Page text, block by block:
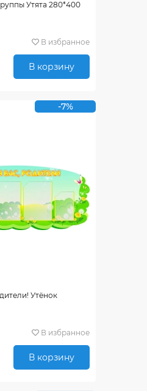
Утята 280*400
В избранное
В корзину
-7%
Утёнок
В избранное
В корзину